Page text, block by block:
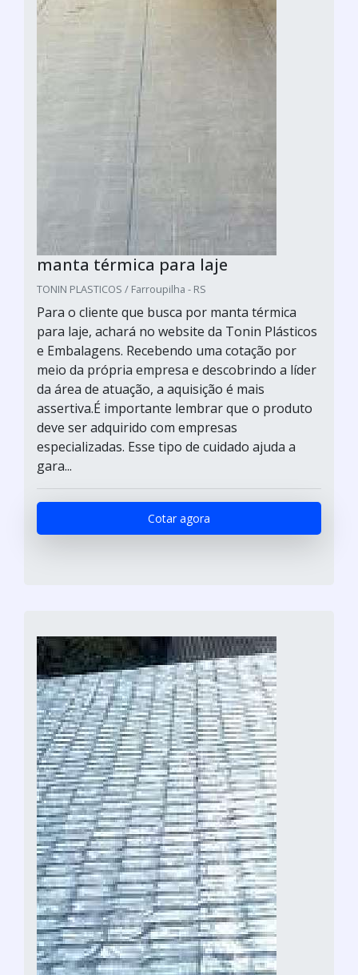
manta térmica para laje
TONIN PLASTICOS / Farroupilha - RS
Para o cliente que busca por manta térmica
para laje, achará no website da Tonin Plásticos
e Embalagens. Recebendo uma cotação por
meio da própria empresa e descobrindo a líder
da área de atuação, a aquisição é mais
assertiva.É importante lembrar que o produto
deve ser adquirido com empresas
especializadas. Esse tipo de cuidado ajuda a
gara...
Cotar agora